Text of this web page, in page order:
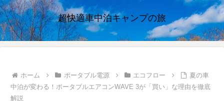
超快適車中泊キャンプの旅
ホーム ポータブル電源 エコフロー
夏の車
中泊が変わる！ポータブルエアコンWAVE 3が「買い」な理由を徹底
解説